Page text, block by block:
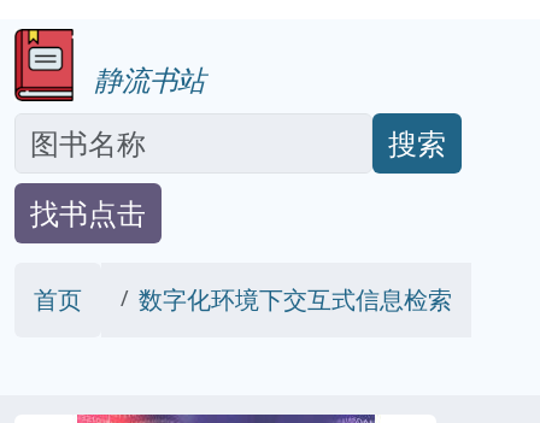
静流书站
搜索
找书点击
首页 数字化环境下交互式信息检索